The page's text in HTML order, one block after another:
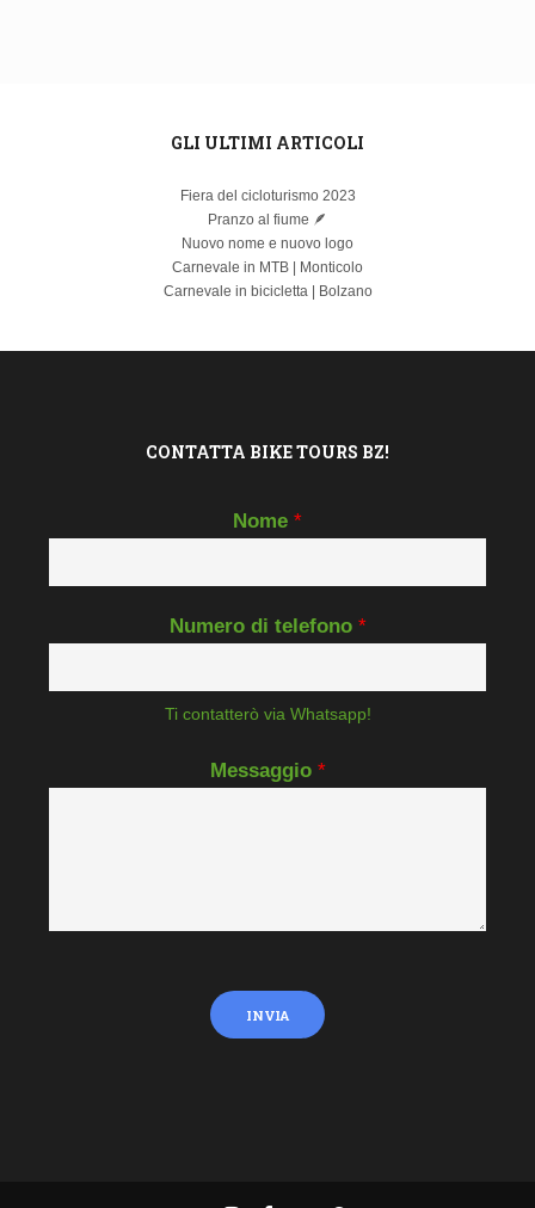
GLI ULTIMI ARTICOLI
Fiera del cicloturismo 2023
Pranzo al fiume 🪶
Nuovo nome e nuovo logo
Carnevale in MTB | Monticolo
Carnevale in bicicletta | Bolzano
CONTATTA BIKE TOURS BZ!
Nome *
Numero di telefono *
Ti contatterò via Whatsapp!
Messaggio *
INVIA